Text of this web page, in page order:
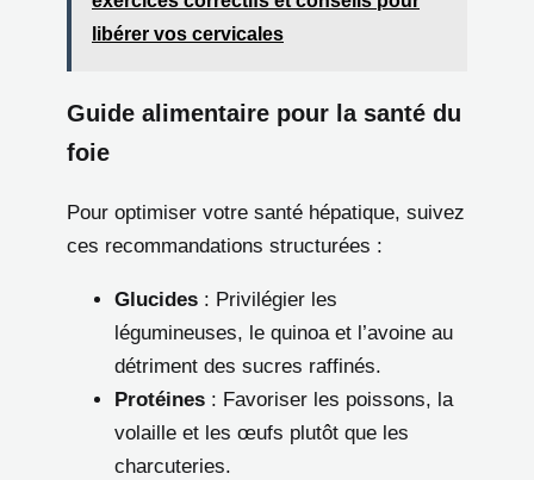
libérer vos cervicales
Guide alimentaire pour la santé du
foie
Pour optimiser votre santé hépatique, suivez
ces recommandations structurées :
Glucides : Privilégier les
légumineuses, le quinoa et l’avoine au
détriment des sucres raffinés.
Protéines : Favoriser les poissons, la
volaille et les œufs plutôt que les
charcuteries.